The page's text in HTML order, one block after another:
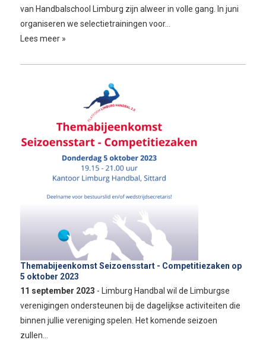
van Handbalschool Limburg zijn alweer in volle gang. In juni
organiseren we selectietrainingen voor…
Lees meer »
Themabijeenkomst Seizoensstart - Competitiezaken op
5 oktober 2023
11 september 2023 - Limburg Handbal wil de Limburgse
verenigingen ondersteunen bij de dagelijkse activiteiten die
binnen jullie vereniging spelen. Het komende seizoen
zullen…